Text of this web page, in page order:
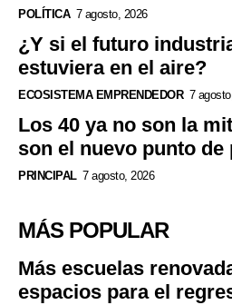
POLÍTICA 7 agosto, 2026
¿Y si el futuro
estuviera en el aire?
ECOSISTEMA EMPRENDEDOR 7
Los 40 ya no son la
son el nuevo punto de
PRINCIPAL 7 agosto, 2026
MÁS POPULAR
Más escuelas
espacios para el